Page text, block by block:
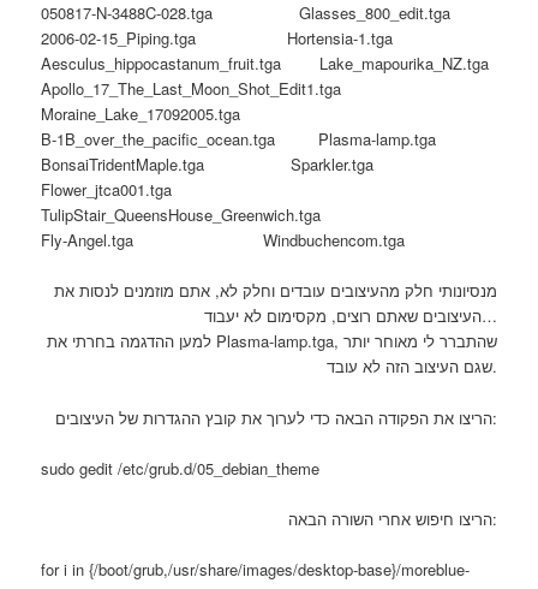
050817-N-3488C-028.tga Glasses_800_edit.tga
2006-02-15_Piping.tga Hortensia-1.tga
Aesculus_hippocastanum_fruit.tga Lake_mapourika_NZ.tga
Apollo_17_The_Last_Moon_Shot_Edit1.tga
Moraine_Lake_17092005.tga
B-1B_over_the_pacific_ocean.tga Plasma-lamp.tga
BonsaiTridentMaple.tga Sparkler.tga
Flower_jtca001.tga
TulipStair_QueensHouse_Greenwich.tga
Fly-Angel.tga Windbuchencom.tga
מנסיונותי חלק מהעיצובים עובדים וחלק לא, אתם מוזמנים לנסות את
העיצובים שאתם רוצים, מקסימום לא יעבוד…
למען ההדגמה בחרתי את Plasma-lamp.tga, שהתברר לי מאוחר יותר
שגם העיצוב הזה לא עובד.
הריצו את הפקודה הבאה כדי לערוך את קובץ ההגדרות של העיצובים:
sudo gedit /etc/grub.d/05_debian_theme
הריצו חיפוש אחרי השורה הבאה:
for i in {/boot/grub,/usr/share/images/desktop-base}/moreblue-